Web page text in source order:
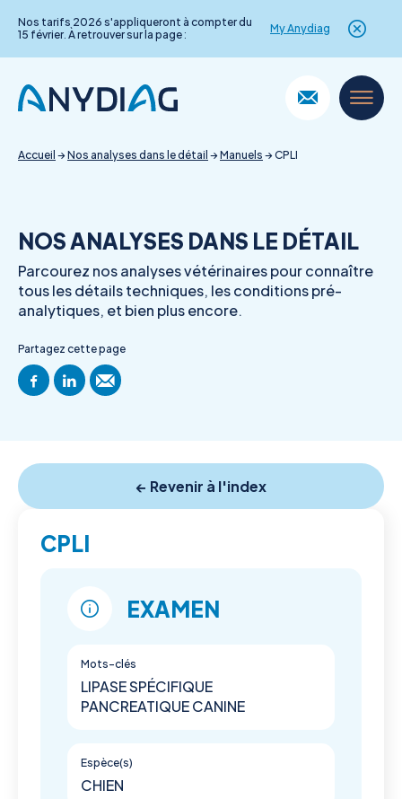
Nos tarifs 2026 s'appliqueront à compter du
15 février. À retrouver sur la page :
My Anydiag
content
Accueil →Nos analyses dans le détail →Manuels →CPLI
NOS ANALYSES DANS LE DÉTAIL
Parcourez nos analyses vétérinaires pour connaître
tous les détails techniques, les conditions pré-
analytiques, et bien plus encore.
Partagez cette page
← Revenir à l'index
CPLI
EXAMEN
Mots-clés
LIPASE SPÉCIFIQUE
PANCREATIQUE CANINE
Espèce(s)
CHIEN